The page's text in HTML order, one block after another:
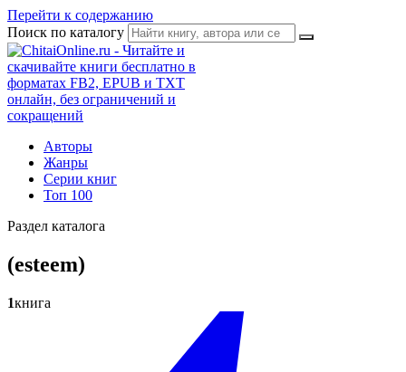
Перейти к содержанию
Поиск по каталогу
Авторы
Жанры
Серии книг
Топ 100
Раздел каталога
(esteem)
1книга